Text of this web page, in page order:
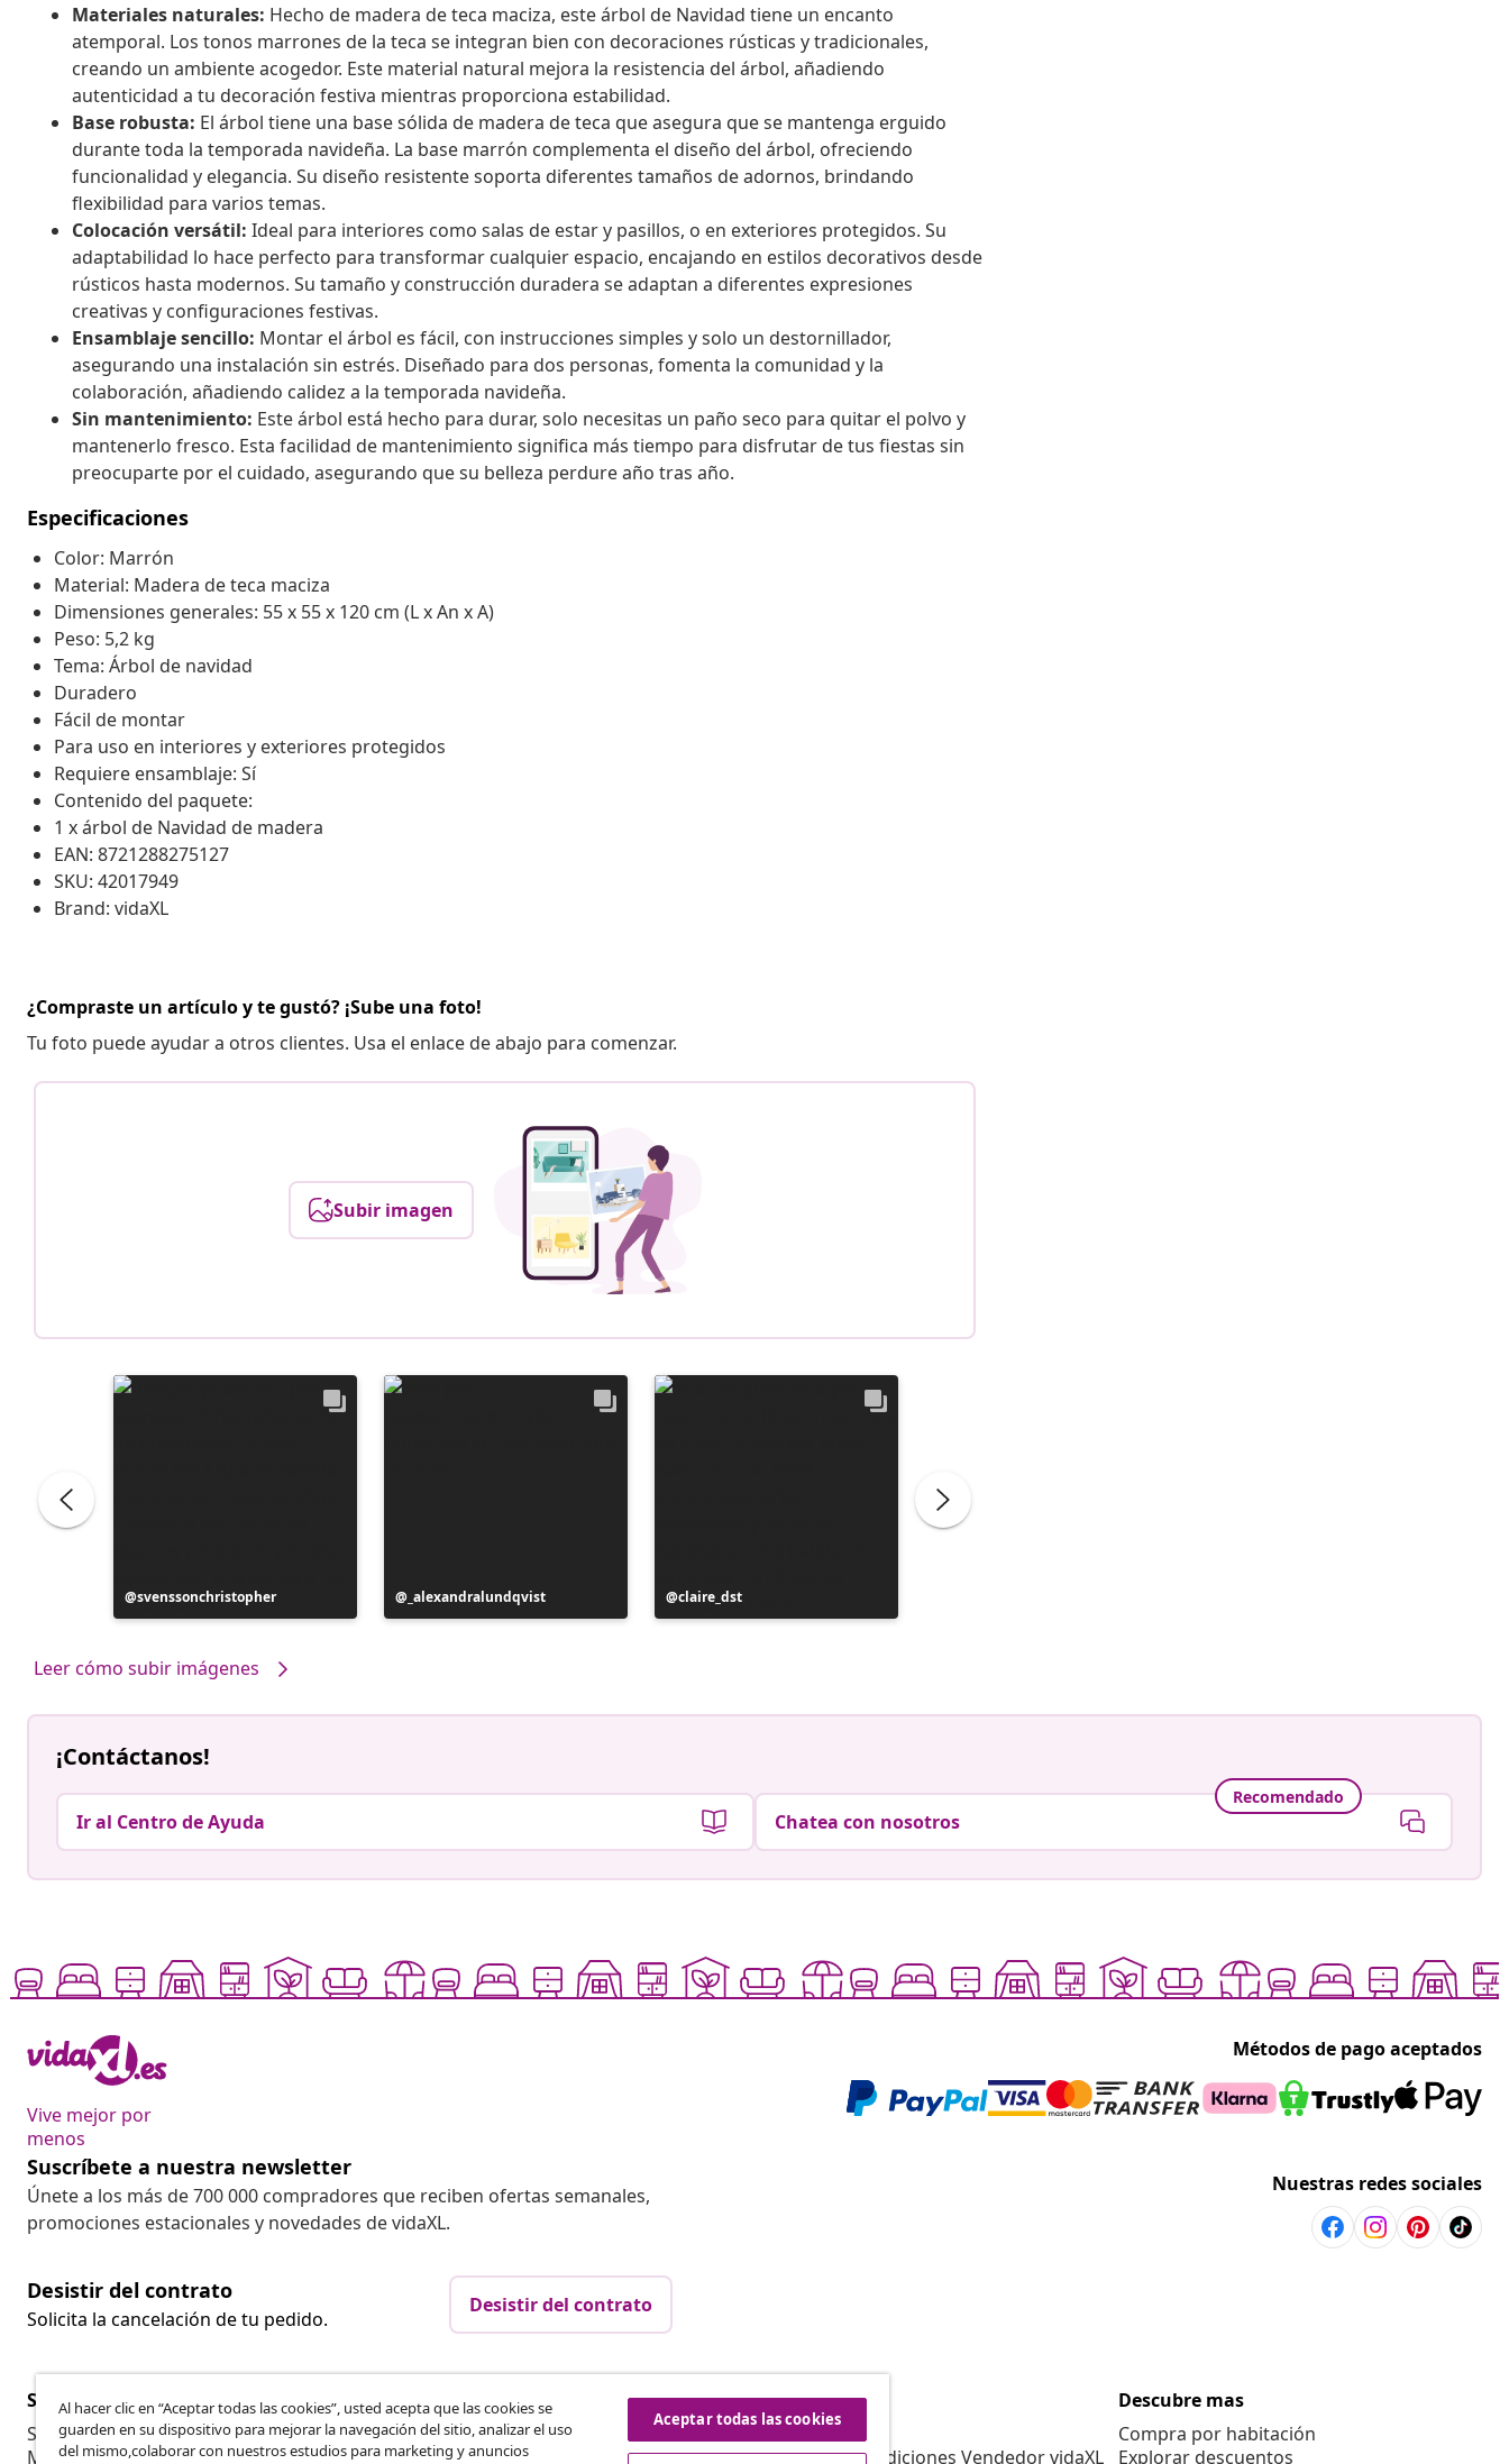
Materiales naturales: Hecho de madera de teca maciza, este árbol de Navidad tiene un encanto
atemporal. Los tonos marrones de la teca se integran bien con decoraciones rústicas y tradicionales,
creando un ambiente acogedor. Este material natural mejora la resistencia del árbol, añadiendo
autenticidad a tu decoración festiva mientras proporciona estabilidad.
Base robusta: El árbol tiene una base sólida de madera de teca que asegura que se mantenga erguido
durante toda la temporada navideña. La base marrón complementa el diseño del árbol, ofreciendo
funcionalidad y elegancia. Su diseño resistente soporta diferentes tamaños de adornos, brindando
flexibilidad para varios temas.
Colocación versátil: Ideal para interiores como salas de estar y pasillos, o en exteriores protegidos. Su
adaptabilidad lo hace perfecto para transformar cualquier espacio, encajando en estilos decorativos desde
rústicos hasta modernos. Su tamaño y construcción duradera se adaptan a diferentes expresiones
creativas y configuraciones festivas.
Ensamblaje sencillo: Montar el árbol es fácil, con instrucciones simples y solo un destornillador,
asegurando una instalación sin estrés. Diseñado para dos personas, fomenta la comunidad y la
colaboración, añadiendo calidez a la temporada navideña.
Sin mantenimiento: Este árbol está hecho para durar, solo necesitas un paño seco para quitar el polvo y
mantenerlo fresco. Esta facilidad de mantenimiento significa más tiempo para disfrutar de tus fiestas sin
preocuparte por el cuidado, asegurando que su belleza perdure año tras año.
Especificaciones
Color: Marrón
Material: Madera de teca maciza
Dimensiones generales: 55 x 55 x 120 cm (L x An x A)
Peso: 5,2 kg
Tema: Árbol de navidad
Duradero
Fácil de montar
Para uso en interiores y exteriores protegidos
Requiere ensamblaje: Sí
Contenido del paquete:
1 x árbol de Navidad de madera
EAN: 8721288275127
SKU: 42017949
Brand: vidaXL
¿Compraste un artículo y te gustó? ¡Sube una foto!
Tu foto puede ayudar a otros clientes. Usa el enlace de abajo para comenzar.
Subir imagen
Publicación
realizada
svenssonchristopher
Publicación
realizada
_alexandralundqvist
Publicación
realizada
claire_dst
Leer cómo subir imágenes
¡Contáctanos!
Ir al Centro de Ayuda
Recomendado
Chatea con nosotros
Vive mejor por
menos
Métodos de pago aceptados
Suscríbete a nuestra newsletter
Únete a los más de 700 000 compradores que reciben ofertas semanales,
promociones estacionales y novedades de vidaXL.
Nuestras redes sociales
Desistir del contrato
Solicita la cancelación de tu pedido.
Desistir del contrato
Servicio al Cliente
Seguimiento del pedido
Mi cuenta
Empresas
Programa de Afiliación
Producir para vidaXL
vidaXL
Términos y Condiciones Vendedor vidaXL
Descubre mas
Compra por habitación
Explorar descuentos
Al hacer clic en “Aceptar todas las cookies”, usted acepta que las cookies se
guarden en su dispositivo para mejorar la navegación del sitio, analizar el uso
del mismo,colaborar con nuestros estudios para marketing y anuncios
Aceptar todas las cookies